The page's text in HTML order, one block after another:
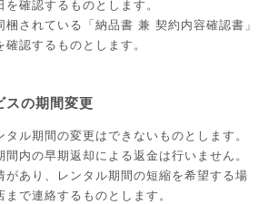
確認するものとします。
梱されている「納品書 兼 契約内容確認書」
認するものとします。
スの期間変更
ル期間の変更はできないものとします。
間内の早期返却による返金は行いません。
があり、レンタル期間の短縮を希望する場
で連絡するものとします。